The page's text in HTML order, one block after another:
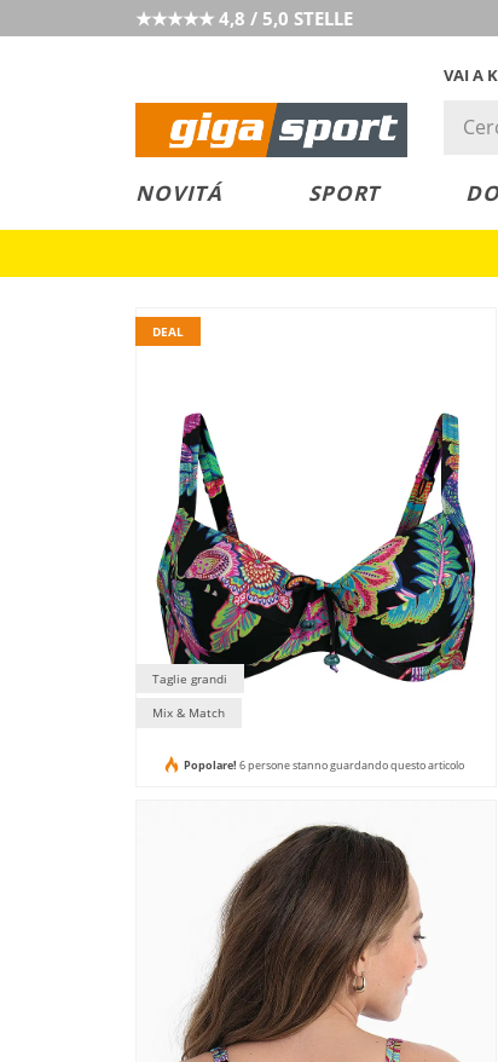
★★★★★ 4,8 / 5,0 STELLE
VAI A
NOVITÁ SPORT
DEAL
Taglie grandi
Mix & Match
Popolare! 6 persone stanno guardando questo articolo